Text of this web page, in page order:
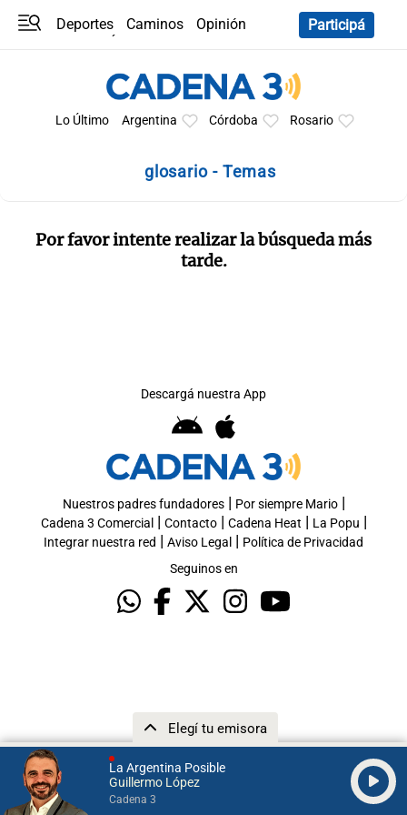
La Argentina Posible
Guillermo López
Cadena 3
Elegí tu emisora
Deportes Caminos
Opinión
Participá
Lo Último Argentina Córdoba Rosario
glosario - Temas
Por favor intente realizar la búsqueda más
tarde.
Descargá nuestra App
Nuestros padres fundadores| Por siempre Mario|
Cadena 3 Comercial | Contacto| Cadena Heat | La Popu |
Integrar nuestra red | Aviso Legal | Política de Privacidad
Seguinos en